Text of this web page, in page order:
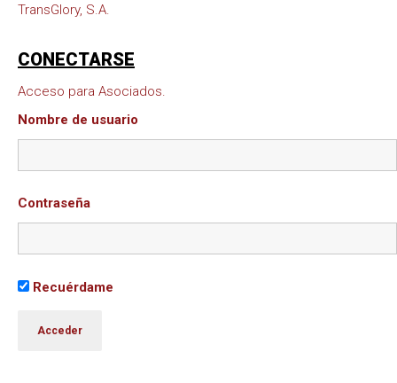
TransGlory, S.A.
CONECTARSE
Acceso para Asociados.
Nombre de usuario
Contraseña
Recuérdame